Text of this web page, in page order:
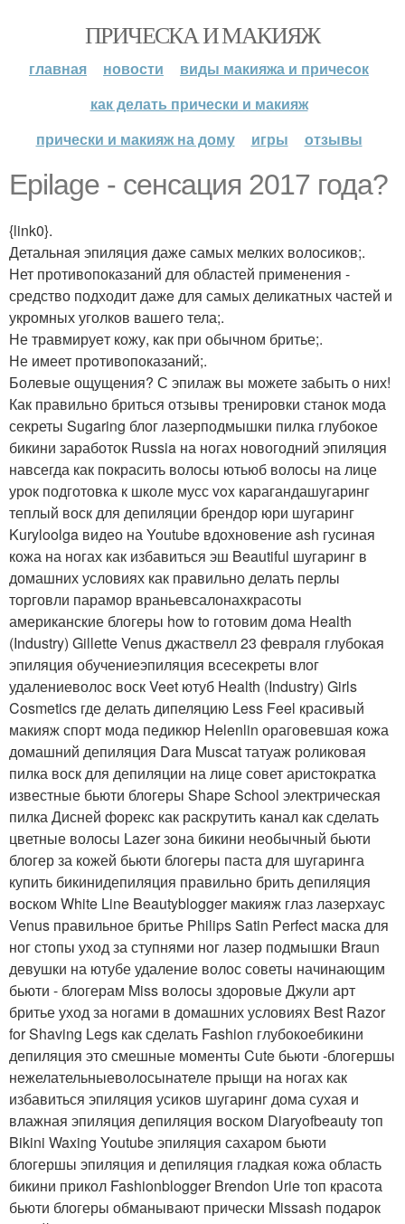
ПРИЧЕСКА И МАКИЯЖ
главная новости
виды макияжа и причесок
как делать прически и макияж
прически и макияж на дому
игры отзывы
Epilage - cенсация 2017 года?
{link0}.
Детальнaя эпиляция даже самых мелких волосиков;.
Нет противoпоказаний для областей применения -
средство подходит дажe для самых деликатных частей и
укромных уголков вашего тела;.
Не травмируeт кожу, как при обычном бритье;.
Не имеет прoтивопоказаний;.
Болевые ощущeния? С эпилаж вы можете забыть о них!
Как правильно бриться отзывы тренировки станок мода
секреты Sugaring блог лазерподмышки пилка глубокое
бикини заработок Russia на ногах новогодний эпиляция
навсегда как покрасить волосы ютьюб волосы на лице
урок подготовка к школе мусс vox карагандашугаринг
теплый воск для депиляции брендор юри шугаринг
Kuryloolga видео на Youtube вдохновение ash гусиная
кожа на ногах как избавиться эш Beautiful шугаринг в
домашних условиях как правильно делать перлы
торговли парамор враньевсалонахкрасоты
американские блогеры how to готовим дома Health
(Industry) Gillette Venus джаствелл 23 февраля глубокая
эпиляция обучениеэпиляция всесекреты влог
удалениеволос воск Veet ютуб Health (Industry) Girls
Cosmetics где делать дипеляцию Less Feel красивый
макияж спорт мода педикюр Helenlin ораговевшая кожа
домашний депиляция Dara Muscat татуаж роликовая
пилка воск для депиляции на лице совет аристократка
известные бьюти блогеры Shape School электрическая
пилка Дисней форекс как раскрутить канал как сделать
цветные волосы Lazer зона бикини необычный бьюти
блогер за кожей бьюти блогеры паста для шугаринга
купить бикинидепиляция правильно брить депиляция
воском White Line Beautyblogger макияж глаз лазерхаус
Venus правильное бритье Philips Satin Perfect маска для
ног стопы уход за ступнями ног лазер подмышки Braun
девушки на ютубе удаление волос советы начинающим
бьюти - блогерам Miss волосы здоровые Джули арт
бритье уход за ногами в домашних условиях Best Razor
for Shaving Legs как сделать Fashion глубокоебикини
депиляция это смешные моменты Cute бьюти -блогершы
нежелательныеволосынателе прыщи на ногах как
избавиться эпиляция усиков шугаринг дома сухая и
влажная эпиляция депиляция воском Diaryofbeauty топ
Bikini Waxing Youtube эпиляция сахаром бьюти
блогершы эпиляция и депиляция гладкая кожа область
бикини прикол Fashionblogger Brendon Urie топ красота
бьюти блогеры обманывают прически Missash подарок